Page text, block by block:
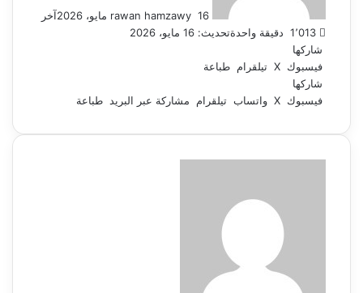
rawan hamzawy 16 مايو، 2026
آخر
تحديث: 16 مايو، 2026دقيقة واحدة
شاركها
فيسبوك ‫X تيلقرام طباعة
شاركها
فيسبوك ‫X واتساب تيلقرام مشاركة عبر البريد طباعة